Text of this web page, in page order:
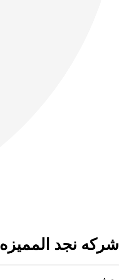
شركه نجد المميزه